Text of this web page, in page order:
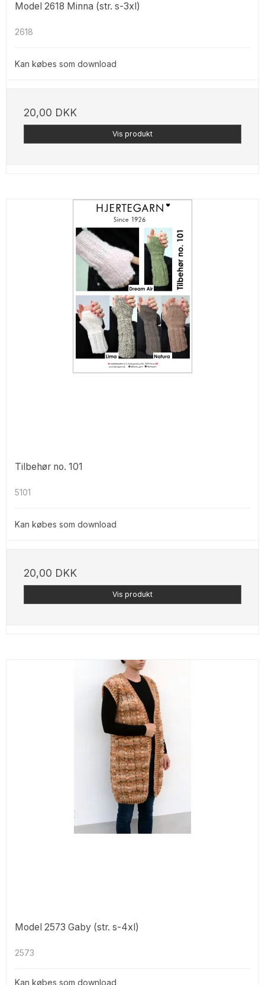
Model 2618 Minna (str. s-3xl)
2618
Kan købes som download
20,00 DKK
Vis produkt
Tilbehør no. 101
5101
Kan købes som download
20,00 DKK
Vis produkt
Model 2573 Gaby (str. s-4xl)
2573
Kan købes som download